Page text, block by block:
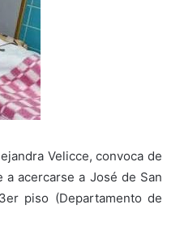
Velicce, convoca de
acercarse a José de San
piso (Departamento de